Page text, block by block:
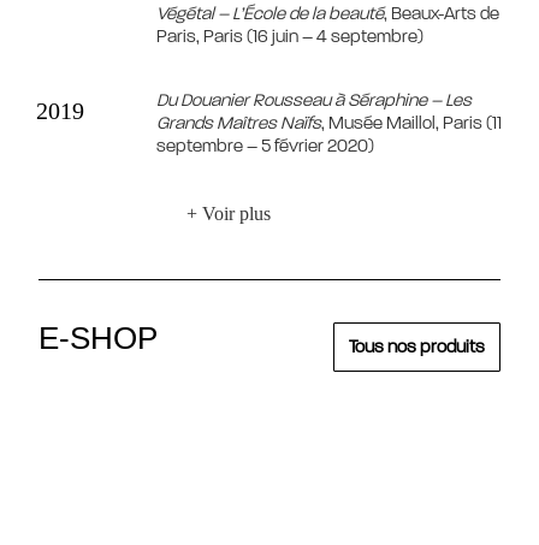
Végétal – L’École de la beauté, Beaux-Arts de
Paris, Paris (16 juin – 4 septembre)
2019
Du Douanier Rousseau à Séraphine – Les
Grands Maîtres Naïfs, Musée Maillol, Paris (11
septembre – 5 février 2020)
+ Voir plus
E-SHOP Tous nos produits